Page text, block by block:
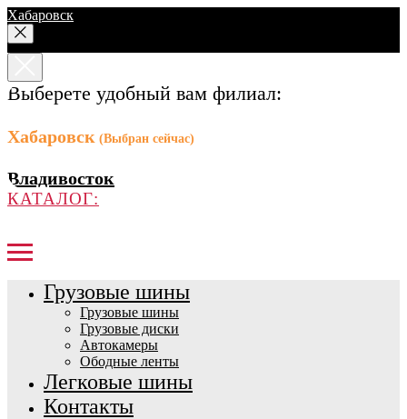
Хабаровск
Выберете удобный вам филиал:
Хабаровск (Выбран сейчас)
Владивосток
КАТАЛОГ:
Грузовые шины
Грузовые шины
Грузовые диски
Автокамеры
Ободные ленты
Легковые шины
Контакты